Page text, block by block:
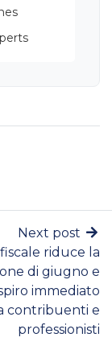
Next post
riduce la
di giugno e
immediato
contribuenti e
professionisti